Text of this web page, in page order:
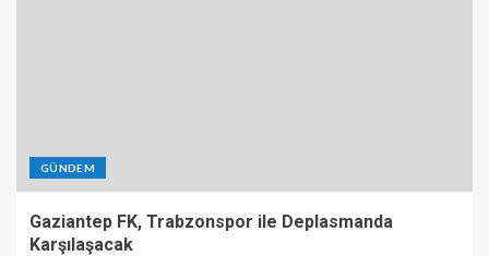
GÜNDEM
Gaziantep FK, Trabzonspor ile Deplasmanda
Karşılaşacak